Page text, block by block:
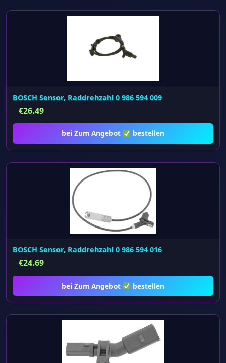
BOSCH Sensor, Raddrehzahl 0 986 594 009
€26.49
bei Zum Angebot bestellen
BOSCH Sensor, Raddrehzahl 0 986 594 016
€24.69
bei Zum Angebot bestellen